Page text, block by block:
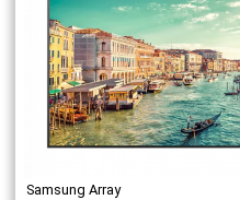
Samsung Array